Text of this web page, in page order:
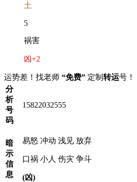
土
5
祸害
凶+2
运势差！找老师 “免费” 定制 转运号！
分
析
号
码
15822032555
暗
示
信
息
易怒 冲动 浅见 放弃
口祸 小人 伤灾 争斗
(凶)